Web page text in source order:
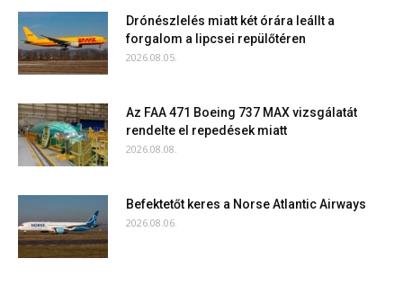
Drónészlelés miatt két órára leállt a
forgalom a lipcsei repülőtéren
2026.08.05.
Az FAA 471 Boeing 737 MAX vizsgálatát
rendelte el repedések miatt
2026.08.08.
Befektetőt keres a Norse Atlantic Airways
2026.08.06.